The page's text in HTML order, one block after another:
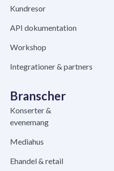
Kundresor
API dokumentation
Workshop
Integrationer & partners
Branscher
Konserter &
evenemang
Mediahus
Ehandel & retail